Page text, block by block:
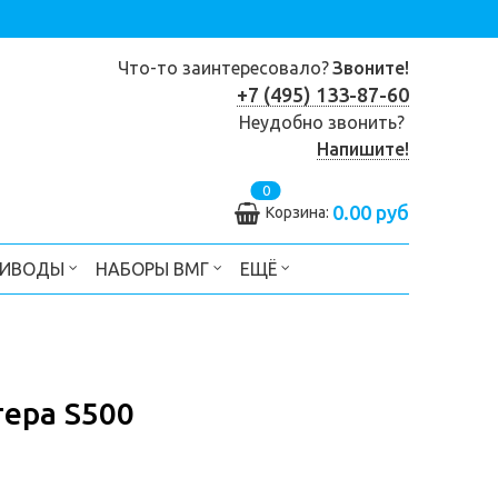
Что-то заинтересовало?Звоните!
+7 (495) 133-87-60
Неудобно звонить?
Напишите!
0
Корзина: 0.00 руб
НАБОРЫ ВМГ ЕЩЁ
S500